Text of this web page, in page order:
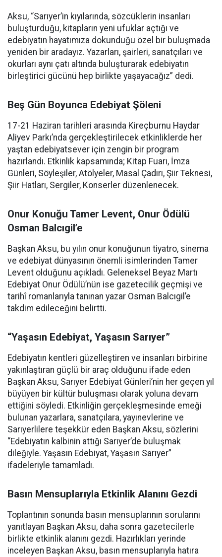
Aksu, “Sarıyer’in kıyılarında, sözcüklerin insanları
buluşturduğu, kitapların yeni ufuklar açtığı ve
edebiyatın hayatımıza dokunduğu özel bir buluşmada
yeniden bir aradayız. Yazarları, şairleri, sanatçıları ve
okurları aynı çatı altında buluşturarak edebiyatın
birleştirici gücünü hep birlikte yaşayacağız” dedi.
Beş Gün Boyunca Edebiyat Şöleni
17-21 Haziran tarihleri arasında Kireçburnu Haydar
Aliyev Parkı’nda gerçekleştirilecek etkinliklerde her
yaştan edebiyatsever için zengin bir program
hazırlandı. Etkinlik kapsamında; Kitap Fuarı, İmza
Günleri, Söyleşiler, Atölyeler, Masal Çadırı, Şiir Teknesi,
Şiir Hatları, Sergiler, Konserler düzenlenecek.
Onur Konuğu Tamer Levent, Onur Ödülü
Osman Balcıgil’e
Başkan Aksu, bu yılın onur konuğunun tiyatro, sinema
ve edebiyat dünyasının önemli isimlerinden Tamer
Levent olduğunu açıkladı. Geleneksel Beyaz Martı
Edebiyat Onur Ödülü’nün ise gazetecilik geçmişi ve
tarihî romanlarıyla tanınan yazar Osman Balcıgil’e
takdim edileceğini belirtti.
“Yaşasın Edebiyat, Yaşasın Sarıyer”
Edebiyatın kentleri güzelleştiren ve insanları birbirine
yakınlaştıran güçlü bir araç olduğunu ifade eden
Başkan Aksu, Sarıyer Edebiyat Günleri’nin her geçen yıl
büyüyen bir kültür buluşması olarak yoluna devam
ettiğini söyledi. Etkinliğin gerçekleşmesinde emeği
bulunan yazarlara, sanatçılara, yayınevlerine ve
Sarıyerlilere teşekkür eden Başkan Aksu, sözlerini
“Edebiyatın kalbinin attığı Sarıyer’de buluşmak
dileğiyle. Yaşasın Edebiyat, Yaşasın Sarıyer”
ifadeleriyle tamamladı.
Basın Mensuplarıyla Etkinlik Alanını Gezdi
Toplantının sonunda basın mensuplarının sorularını
yanıtlayan Başkan Aksu, daha sonra gazetecilerle
birlikte etkinlik alanını gezdi. Hazırlıkları yerinde
inceleyen Başkan Aksu, basın mensuplarıyla hatıra